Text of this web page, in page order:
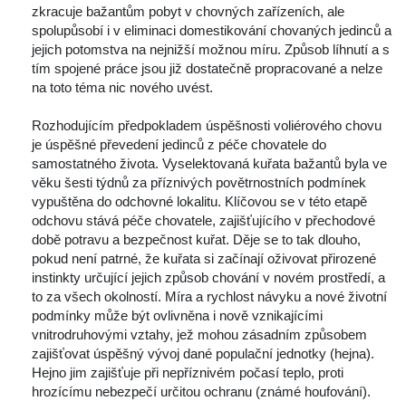
zkracuje bažantům pobyt v chovných zařízeních, ale
polupůsobí i v eliminaci domestikování chovaných jedinců a
jejich potomstva na nejnižší možnou míru. Způsob líhnutí a s
tím spojené práce jsou již dostatečně propracované a nelze
na toto téma nic nového uvést.
Rozhodujícím předpokladem úspěšnosti voliérového chovu
je úspěšné převedení jedinců z péče chovatele do
amostatného života. Vyselektovaná kuřata bažantů byla ve
věku šesti týdnů za příznivých povětrnostních podmínek
vypuštěna do odchovné lokalitu. Klíčovou se v této etapě
odchovu stává péče chovatele, zajišťujícího v přechodové
době potravu a bezpečnost kuřat. Děje se to tak dlouho,
pokud není patrné, že kuřata si začínají oživovat přirozené
instinkty určující jejich způsob chování v novém prostředí, a
to za všech okolností. Míra a rychlost návyku a nové životní
podmínky může být ovlivněna i nově vznikajícími
vnitrodruhovými vztahy, jež mohou zásadním způsobem
zajišťovat úspěšný vývoj dané populační jednotky (hejna).
Hejno jim zajišťuje při nepříznivém počasí teplo, proti
hrozícímu nebezpečí určitou ochranu (známé houfování).